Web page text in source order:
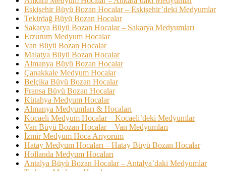
Eskişehir Büyü Bozan Hocalar – Eskişehir’deki Medyumlar
Tekirdağ Büyü Bozan Hocalar
Sakarya Büyü Bozan Hocalar – Sakarya Medyumları
Erzurum Medyum Hocalar
Van Büyü Bozan Hocalar
Malatya Büyü Bozan Hocalar
Almanya Büyü Bozan Hocalar
Çanakkale Medyum Hocalar
Belçika Büyü Bozan Hocalar
Fransa Büyü Bozan Hocalar
Kütahya Medyum Hocalar
Almanya Medyumları & Hocaları
Kocaeli Medyum Hocalar – Kocaeli’deki Medyumlar
Van Büyü Bozan Hocalar – Van Medyumları
İzmir Medyum Hoca Arıyorum
Hatay Medyum Hocaları – Hatay Büyü Bozan Hocalar
Hollanda Medyum Hocaları
Antalya Büyü Bozan Hocalar – Antalya’daki Medyumlar